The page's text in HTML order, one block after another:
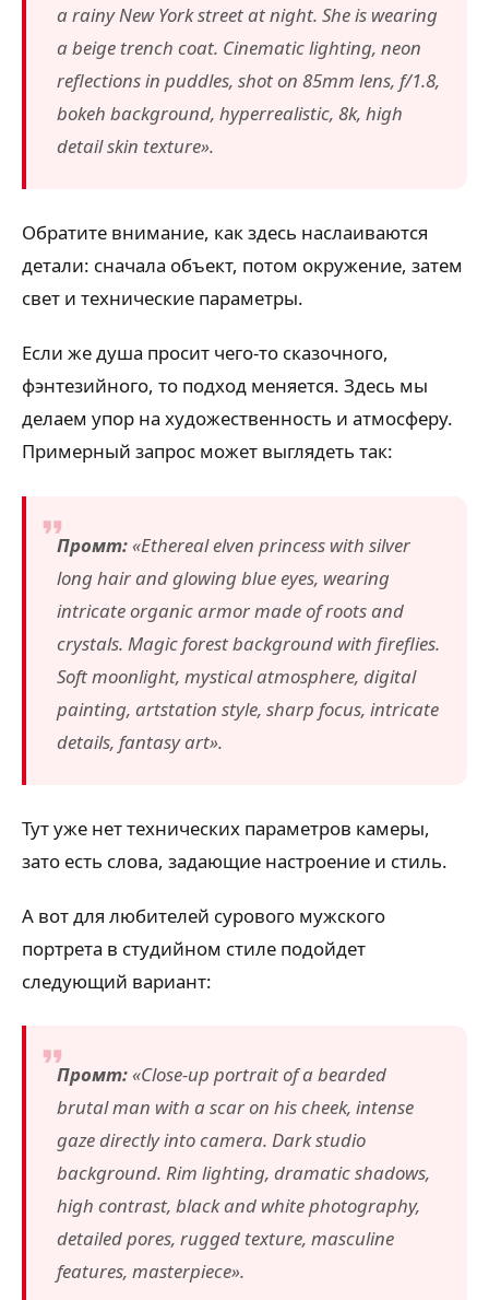
a rainy New York street at night. She is wearing
a beige trench coat. Cinematic lighting, neon
reflections in puddles, shot on 85mm lens, f/1.8,
bokeh background, hyperrealistic, 8k, high
detail skin texture».
Обратите внимание, как здесь наслаиваются
детали: сначала объект, потом окружение, затем
свет и технические параметры.
Если же душа просит чего-то сказочного,
фэнтезийного, то подход меняется. Здесь мы
делаем упор на художественность и атмосферу.
Примерный запрос может выглядеть так:
Промт:«Ethereal elven princess with silver
long hair and glowing blue eyes, wearing
intricate organic armor made of roots and
crystals. Magic forest background with fireflies.
Soft moonlight, mystical atmosphere, digital
painting, artstation style, sharp focus, intricate
details, fantasy art».
Тут уже нет технических параметров камеры,
зато есть слова, задающие настроение и стиль.
А вот для любителей сурового мужского
портрета в студийном стиле подойдет
следующий вариант:
Промт:«Close-up portrait of a bearded
brutal man with a scar on his cheek, intense
gaze directly into camera. Dark studio
background. Rim lighting, dramatic shadows,
high contrast, black and white photography,
detailed pores, rugged texture, masculine
features, masterpiece».